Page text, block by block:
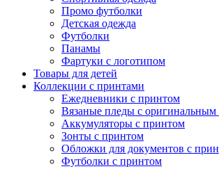
Промо футболки
Детская одежда
Футболки
Панамы
Фартуки с логотипом
Товары для детей
Коллекции с принтами
Ежедневники с принтом
Вязаные пледы с оригинальным
Аккумуляторы с принтом
Зонты с принтом
Обложки для документов с
Футболки с принтом